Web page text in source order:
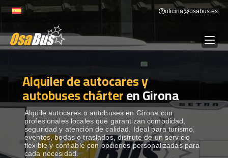
to
oficina@osabus.es
ALQUILER DE AUTOCARES
DESTINOS Show dropdown
RECORRIDAS Show dropdown
Alquiler de autocares y
autobuses chárteren Girona
Alquile autocares o autobuses en Girona con
profesionales locales que garantizan comodidad,
seguridad y atención de calidad. Ideal para turismo,
eventos, bodas o traslados, disfrute de un servicio
flexible y confiable con opciones personalizadas para
cada necesidad.